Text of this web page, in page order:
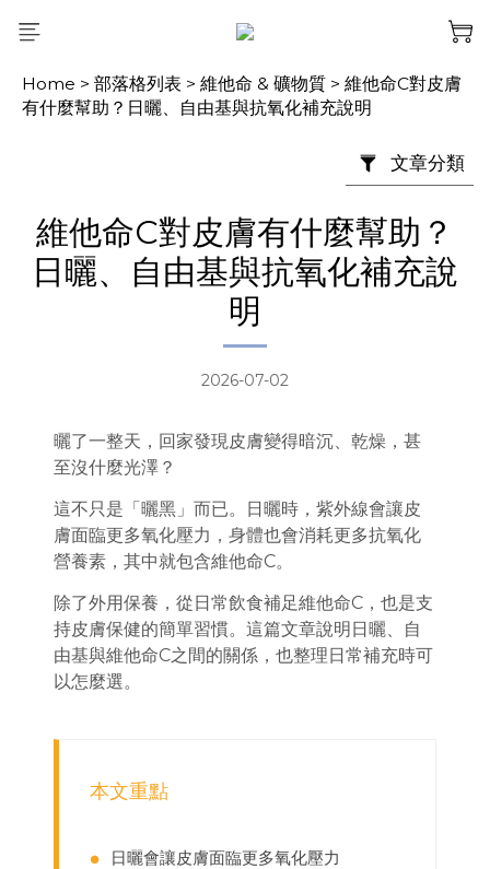
Home > 部落格列表 > 維他命 & 礦物質 > 維他命C對皮膚
有什麼幫助？日曬、自由基與抗氧化補充說明
文章分類
維他命C對皮膚有什麼幫助？
日曬、自由基與抗氧化補充說
明
2026-07-02
曬了一整天，回家發現皮膚變得暗沉、乾燥，甚
至沒什麼光澤？
這不只是「曬黑」而已。日曬時，紫外線會讓皮
膚面臨更多氧化壓力，身體也會消耗更多抗氧化
營養素，其中就包含維他命C。
除了外用保養，從日常飲食補足維他命C，也是支
持皮膚保健的簡單習慣。這篇文章說明日曬、自
由基與維他命C之間的關係，也整理日常補充時可
以怎麼選。
本文重點
● 日曬會讓皮膚面臨更多氧化壓力